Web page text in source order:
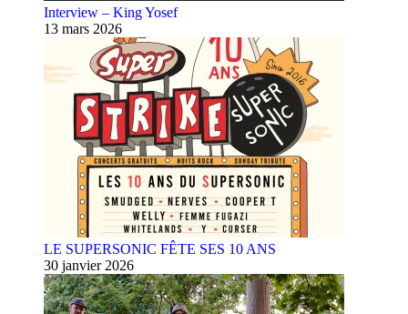
Interview – King Yosef
13 mars 2026
LE SUPERSONIC FÊTE SES 10 ANS
30 janvier 2026